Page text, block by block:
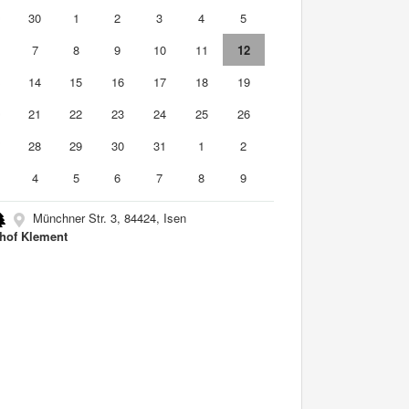
30 1 2 3 4
5
7 8 9 10 11
12
14 15 16 17 18
19
21 22 23 24 25
26
28 29 30 31 1
2
4 5 6 7 8 9
Münchner Str. 3, 84424, Isen
Klement